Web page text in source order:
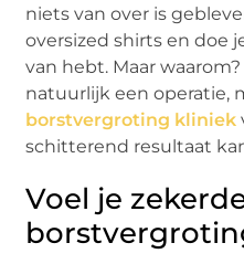
niets van over is
oversized shirts en doe
van hebt. Maar waarom?
natuurlijk een operatie,
borstvergroting kliniek
schitterend resultaat
Voel je